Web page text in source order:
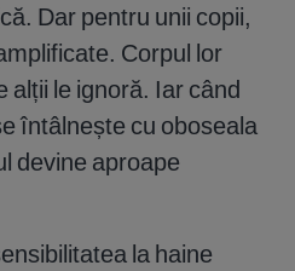
Dar pentru unii copii,
Corpul lor
alții le ignoră. Iar când
întâlnește cu oboseala
devine aproape
la haine